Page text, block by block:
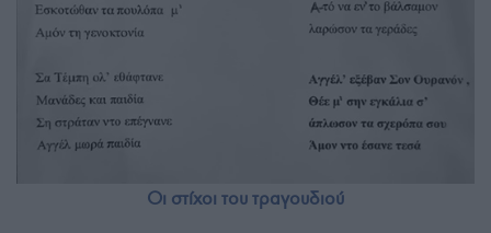
Οι στίχοι του τραγουδιού